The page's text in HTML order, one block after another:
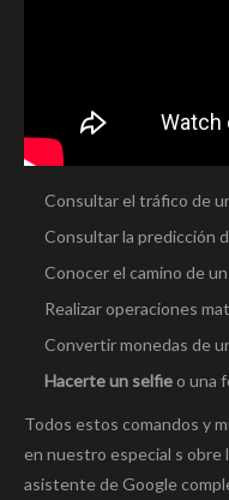
Consultar el tráfico de
Consultar la predicción
Conocer el camino de
Realizar operaciones
Convertir monedas de
Hacerte un selfieo una
Todos estos comandos y
en nuestro especial s obre
asistente de Google